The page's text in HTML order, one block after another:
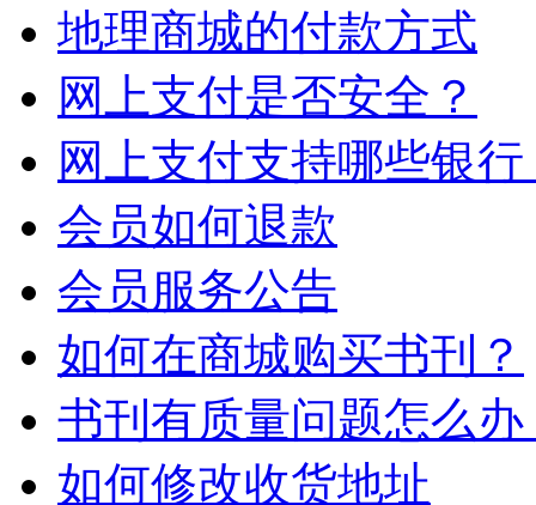
地理商城的付款方式
网上支付是否安全？
网上支付支持哪些银行
会员如何退款
会员服务公告
如何在商城购买书刊？
书刊有质量问题怎么办
如何修改收货地址